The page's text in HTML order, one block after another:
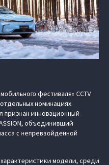
фестиваля» CCTV
номинациях.
признан инновационный
объединивший
с непревзойденной
модели, среди